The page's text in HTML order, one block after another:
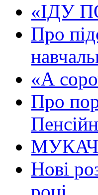
«ІДУ
Про
«А
Про
Нові